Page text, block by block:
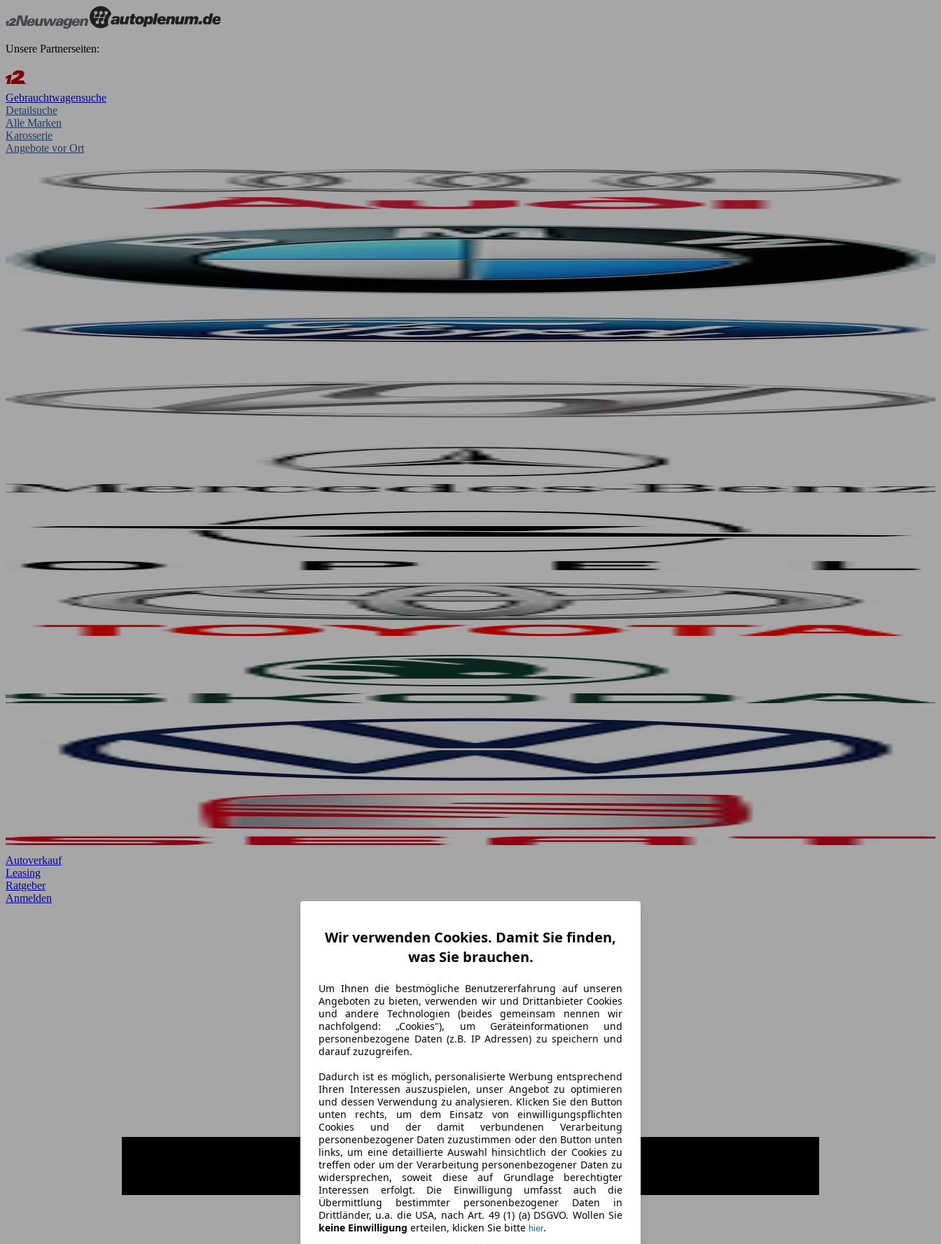
Unsere Partnerseiten:
Gebrauchtwagensuche
Detailsuche
Alle Marken
Karosserie
Angebote vor Ort
Autoverkauf
Leasing
Ratgeber
Anmelden
Wir verwenden Cookies. Damit Sie finden,
was Sie brauchen.
Um Ihnen die bestmögliche Benutzererfahrung auf unseren
Angeboten zu bieten, verwenden wir und Drittanbieter Cookies
und andere Technologien (beides gemeinsam nennen wir
nachfolgend: „Cookies"), um Geräteinformationen und
personenbezogene Daten (z.B. IP Adressen) zu speichern und
darauf zuzugreifen.
Dadurch ist es möglich, personalisierte Werbung entsprechend
Ihren Interessen auszuspielen, unser Angebot zu optimieren
und dessen Verwendung zu analysieren. Klicken Sie den Button
unten rechts, um dem Einsatz von einwilligungspflichten
Cookies und der damit verbundenen Verarbeitung
personenbezogener Daten zuzustimmen oder den Button unten
links, um eine detaillierte Auswahl hinsichtlich der Cookies zu
treffen oder um der Verarbeitung personenbezogener Daten zu
widersprechen, soweit diese auf Grundlage berechtigter
Interessen erfolgt. Die Einwilligung umfasst auch die
Übermittlung bestimmter personenbezogener Daten in
Drittländer, u.a. die USA, nach Art. 49 (1) (a) DSGVO. Wollen Sie
keine Einwilligung erteilen, klicken Sie bitte hier.